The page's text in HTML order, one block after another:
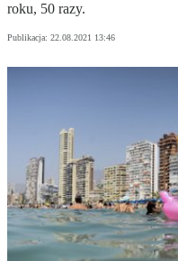
roku, 50 razy.
Publikacja: 22.08.2021 13:46